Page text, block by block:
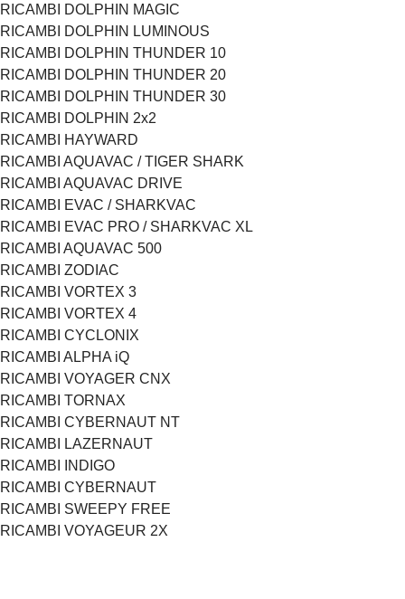
RICAMBI DOLPHIN MAGIC
RICAMBI DOLPHIN LUMINOUS
RICAMBI DOLPHIN THUNDER 10
RICAMBI DOLPHIN THUNDER 20
RICAMBI DOLPHIN THUNDER 30
RICAMBI DOLPHIN 2x2
RICAMBI HAYWARD
RICAMBI AQUAVAC / TIGER SHARK
RICAMBI AQUAVAC DRIVE
RICAMBI EVAC / SHARKVAC
RICAMBI EVAC PRO / SHARKVAC XL
RICAMBI AQUAVAC 500
RICAMBI ZODIAC
RICAMBI VORTEX 3
RICAMBI VORTEX 4
RICAMBI CYCLONIX
RICAMBI ALPHA iQ
RICAMBI VOYAGER CNX
RICAMBI TORNAX
RICAMBI CYBERNAUT NT
RICAMBI LAZERNAUT
RICAMBI INDIGO
RICAMBI CYBERNAUT
RICAMBI SWEEPY FREE
RICAMBI VOYAGEUR 2X